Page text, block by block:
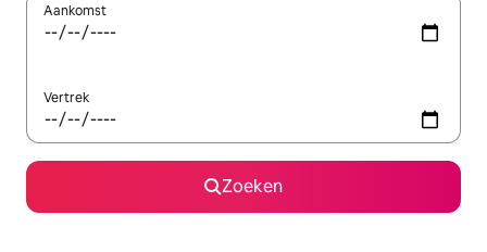
Aankomst
Vertrek
Zoeken